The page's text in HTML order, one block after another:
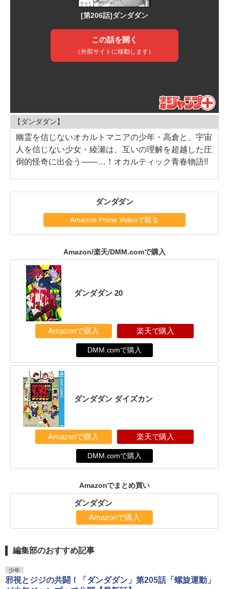
【ダンダダン】
幽霊を信じないオカルトマニアの少年・高倉と、宇宙
人を信じない少女・綾瀬は、互いの理解を超越した圧
倒的怪奇に出会う――…！オカルティック青春物語!!
ダンダダン
Amazon Prime Videoで観る
Amazon/楽天/DMM.comで購入
ダンダダン 20
Amazonで購入 楽天で購入
DMM.comで購入
ダンダダン ダイズカン
Amazonで購入 楽天で購入
DMM.comで購入
Amazonでまとめ買い
ダンダダン
Amazonで購入
編集部のおすすめ記事
少年
邪視とジジの共闘！「ダンダダン」第205話「螺旋運動」